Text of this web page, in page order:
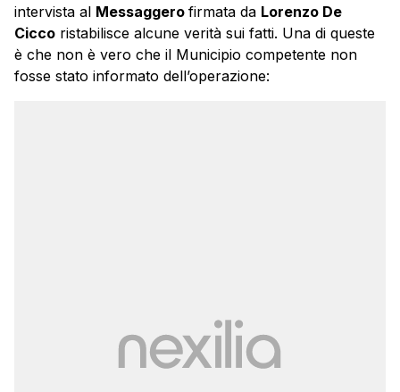
intervista al Messaggero firmata da Lorenzo De
Cicco ristabilisce alcune verità sui fatti. Una di queste
è che non è vero che il Municipio competente non
fosse stato informato dell’operazione: